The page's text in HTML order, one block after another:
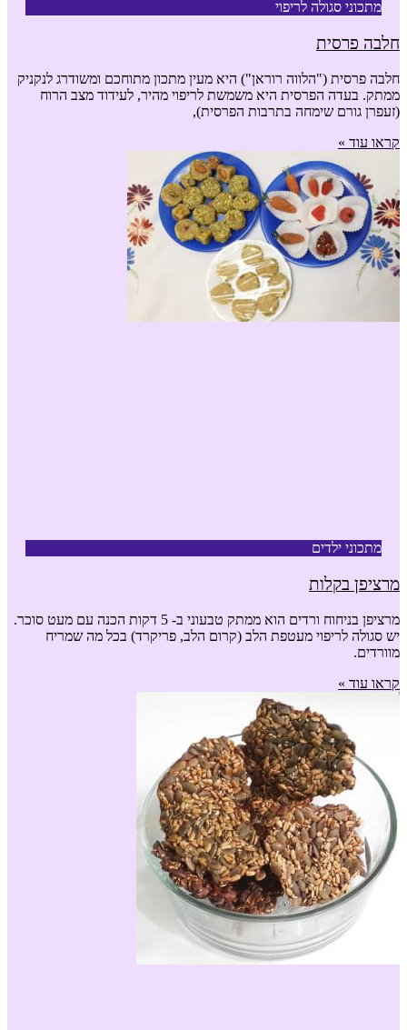
מתכוני סגולה לריפוי
חלבה פרסית
חלבה פרסית ("הלווה רוראן") היא מעין מתכון מתוחכם ומשודרג לנקניק
ממתק. בעדה הפרסית היא משמשת לריפוי מהיר, לעידוד מצב הרוח
(זעפרן גורם שימחה בתרבות הפרסית),
קראו עוד »
מתכוני ילדים
מרציפן בקלות
מרציפן בניחוח ורדים הוא ממתק טבעוני ב- 5 דקות הכנה עם מעט סוכר.
יש סגולה לריפוי מעטפת הלב (קרום הלב, פריקרד) בכל מה שמריח
מוורדים.
קראו עוד »